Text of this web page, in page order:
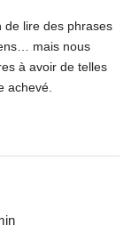
de lire des phrases
mais nous
à avoir de telles
achevé.